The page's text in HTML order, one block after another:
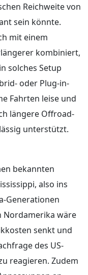
Reichweite von
sein könnte.
mit einem
kombiniert,
solches Setup
oder Plug-in-
Fahrten leise und
längere Offroad-
unterstützt.
bekannten
also ins
Generationen
Nordamerika wäre
senkt und
des US-
reagieren. Zudem